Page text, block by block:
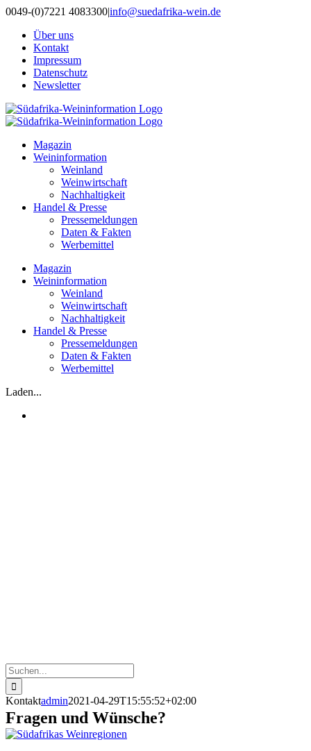
Zum
springen
0049-(0)7221 4083300|info@suedafrika-wein.de
Über uns
Kontakt
Impressum
Datenschutz
Newsletter
Magazin
Weininformation
Weinland
Weinwirtschaft
Nachhaltigkeit
Handel & Presse
Pressemeldungen
Daten & Fakten
Werbemittel
Magazin
Weininformation
Weinland
Weinwirtschaft
Nachhaltigkeit
Handel & Presse
Pressemeldungen
Daten & Fakten
Werbemittel
Laden...
Suche
nach:
Kontaktadmin2021-04-29T15:55:52+02:00
Fragen und Wünsche?